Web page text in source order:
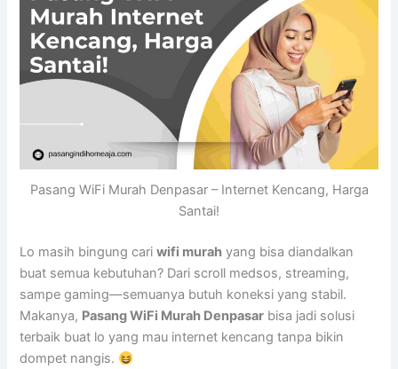
Pasang WiFi Murah Denpasar – Internet Kencang, Harga
Santai!
Lo masih bingung cariwifi murah yang bisa diandalkan
buat semua kebutuhan? Dari scroll medsos, streaming,
sampe gaming—semuanya butuh koneksi yang stabil.
Makanya, Pasang WiFi Murah Denpasar bisa jadi solusi
terbaik buat lo yang mau internet kencang tanpa bikin
dompet nangis.